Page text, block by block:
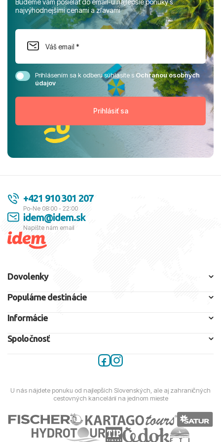
Budeme vám posielať do email-u najlepšie ponuky s
najvýhodnejšími cenami a zľavami
Prihlásením sa k odberu súhlasíte sOchranou osobných
údajov
+421 910 301 207
Po-Ne 08:00 - 22:00
idem@idem.sk
Napíšte nám email
Dovolenky
Populárne destinácie
Informácie
Spoločnosť
U nás nájdete ponuku od najlepších Slovenských, ale aj zahraničných
cestovných kancelárií na jednom mieste